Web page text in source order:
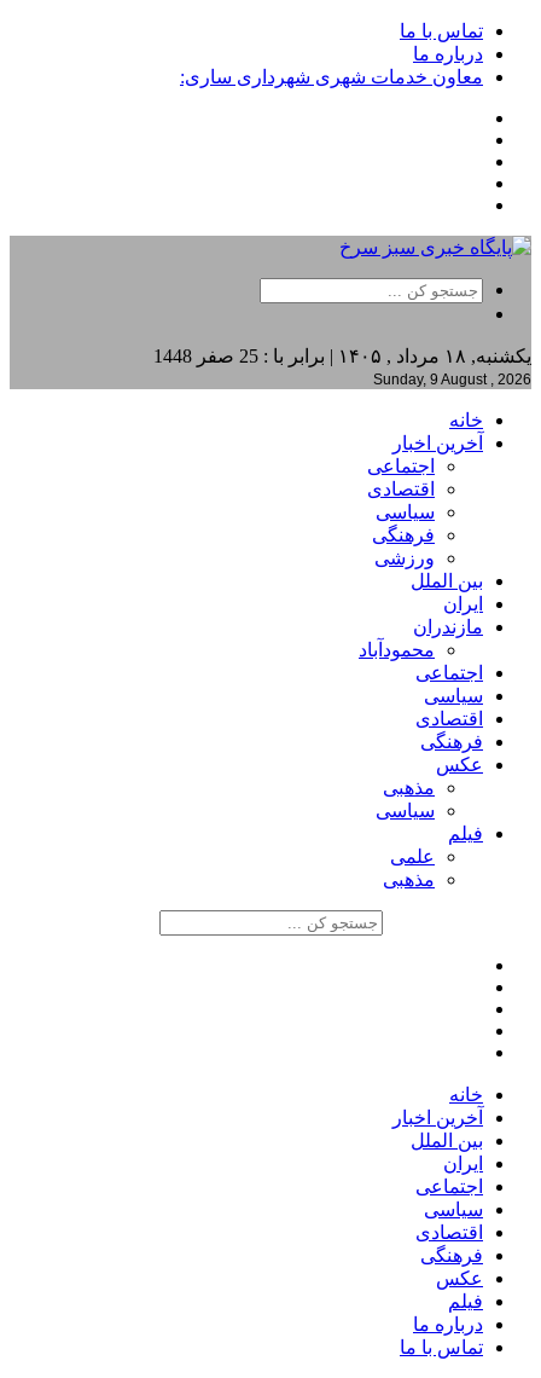
تماس با ما
درباره ما
معاون خدمات شهری شهرداری ساری:
یکشنبه, ۱۸ مرداد , ۱۴۰۵ | برابر با : 25 صفر 1448
Sunday, 9 August , 2026
خانه
آخرین اخبار
اجتماعی
اقتصادی
سیاسی
فرهنگی
ورزشی
بین الملل
ایران
مازندران
محمودآباد
اجتماعی
سیاسی
اقتصادی
فرهنگی
عکس
مذهبی
سیاسی
فیلم
علمی
مذهبی
خانه
آخرین اخبار
بین الملل
ایران
اجتماعی
سیاسی
اقتصادی
فرهنگی
عکس
فیلم
درباره ما
تماس با ما